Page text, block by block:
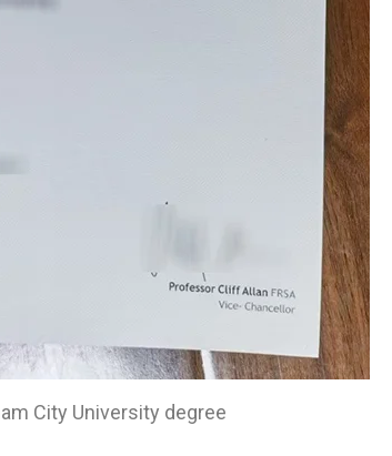
City University degree